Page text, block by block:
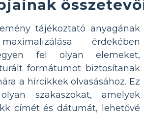
tájékoztató anyagának
érdekében
fel olyan elemeket,
formátumot biztosítanak
a hírcikkek olvasásához. Ez
szakaszokat, amelyek
címét és dátumát, lehetővé